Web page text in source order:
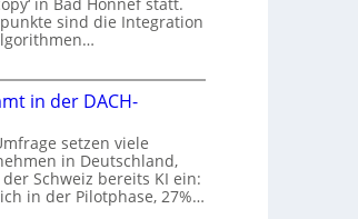
in Bad Honnef statt.
sind die Integration
in der DACH-
setzen viele
in Deutschland,
Schweiz bereits KI ein:
in der Pilotphase, 27%…